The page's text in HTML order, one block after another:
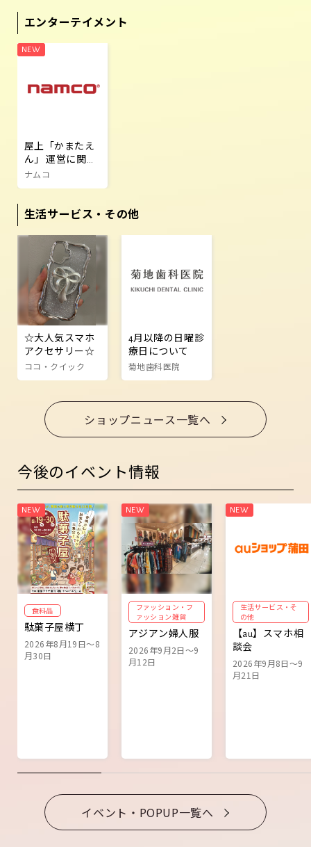
エンターテイメント
屋上「かまたえ
ん」 運営に関す
るご案内
ナムコ
生活サービス・その他
☆大人気スマホ
アクセサリー☆
ココ・クイック
4月以降の日曜診
療日について
菊地歯科医院
ショップニュース一覧へ
今後のイベント情報
食料品
駄菓子屋横丁
2026年8月19日～8
月30日
ファッション・フ
ァッション雑貨
アジアン婦人服
2026年9月2日～9
月12日
生活サービス・そ
の他
【au】スマホ相
談会
2026年9月8日～9
月21日
イベント・POPUP一覧へ